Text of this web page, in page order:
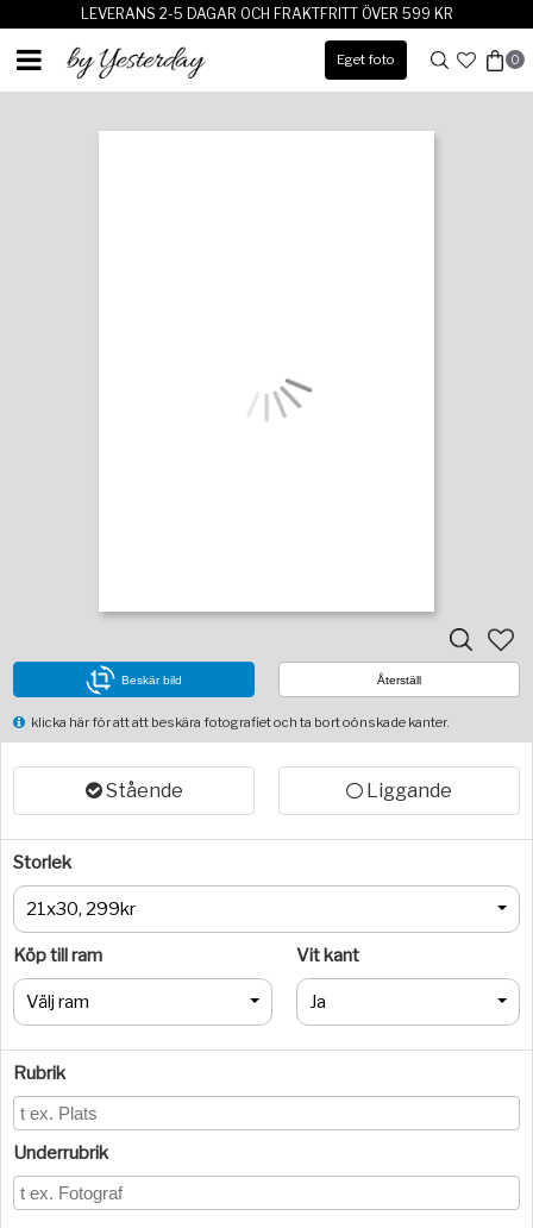
LEVERANS 2-5 DAGAR OCH FRAKTFRITT ÖVER 599 KR
Eget foto 0
Beskär bild Återställ
klicka här för att att beskära fotografiet och ta bort oönskade kanter.
Stående Liggande
Storlek
21x30, 299kr
Köp till ram
Välj ram
Vit kant
Ja
Rubrik
Underrubrik